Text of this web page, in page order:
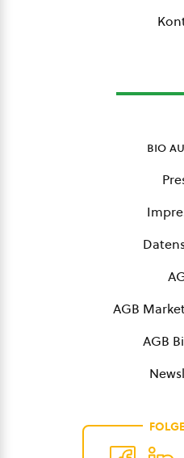
bio
AGB
AGB